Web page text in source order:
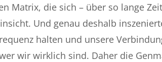
Matrix, die sich – über so lange
Und genau deshalb
halten und unsere
wir wirklich sind. Daher die